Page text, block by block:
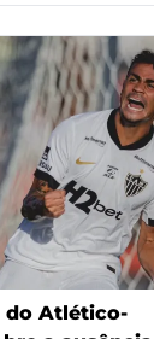
do Atlético-